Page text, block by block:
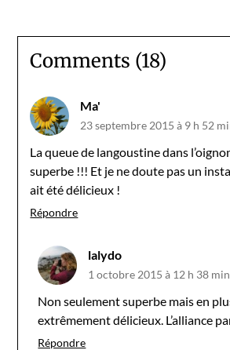
Comments (18)
Ma'
23 septembre 2015 à 9 h 52
La queue de langoustine dans
superbe !!! Et je ne doute pas un
ait été délicieux !
Répondre
lalydo
1 octobre 2015 à 12 h 38 min
Non seulement superbe mais en
extrêmement délicieux. L’alliance
Répondre